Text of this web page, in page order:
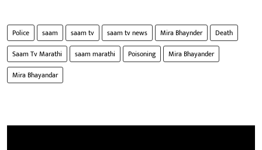
Police saam saam tv saam tv news Mira Bhaynder
Death
Saam Tv Marathi
saam marathi Poisoning
Mira Bhayander
Mira Bhayandar